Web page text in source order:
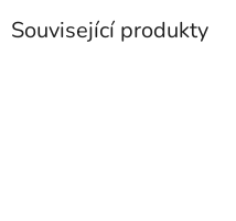
Související produkty